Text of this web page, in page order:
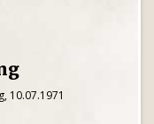
10.07.1971